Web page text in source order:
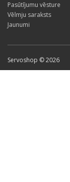
Pasūtījumu vēsture
Vēlmju saraksts
Jaunumi
Servoshop © 2026